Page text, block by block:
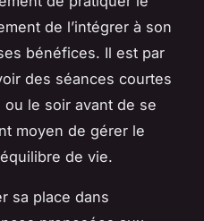
de l’intégrer à son
bénéfices. Il est par
des séances courtes
le soir avant de se
moyen de gérer le
de vie.
sa place dans